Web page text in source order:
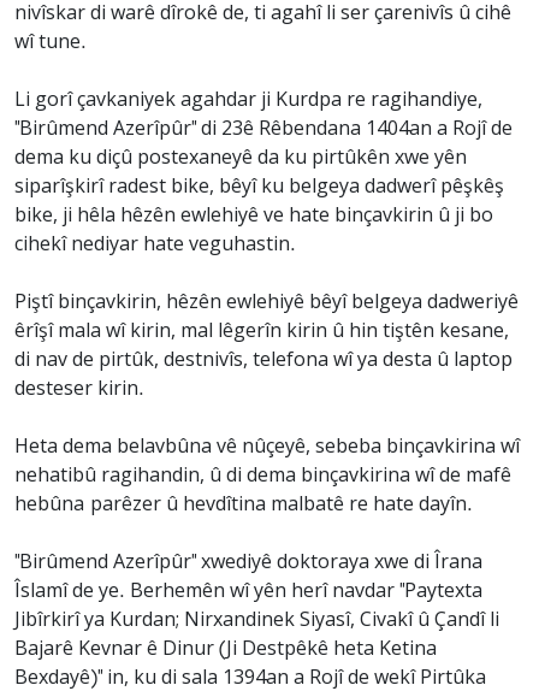
nivîskar di warê dîrokê de, ti agahî li ser çarenivîs û cihê
wî tune.
Li gorî çavkaniyek agahdar ji Kurdpa re ragihandiye,
"Birûmend Azerîpûr" di 23ê Rêbendana 1404an a Rojî de
dema ku diçû postexaneyê da ku pirtûkên xwe yên
siparîşkirî radest bike, bêyî ku belgeya dadwerî pêşkêş
bike, ji hêla hêzên ewlehiyê ve hate binçavkirin û ji bo
cihekî nediyar hate veguhastin.
Piştî binçavkirin, hêzên ewlehiyê bêyî belgeya dadweriyê
êrîşî mala wî kirin, mal lêgerîn kirin û hin tiştên kesane,
di nav de pirtûk, destnivîs, telefona wî ya desta û laptop
desteser kirin.
Heta dema belavbûna vê nûçeyê, sebeba binçavkirina wî
nehatibû ragihandin, û di dema binçavkirina wî de mafê
hebûna parêzer û hevdîtina malbatê re hate dayîn.
"Birûmend Azerîpûr" xwediyê doktoraya xwe di Îrana
Îslamî de ye. Berhemên wî yên herî navdar "Paytexta
Jibîrkirî ya Kurdan; Nirxandinek Siyasî, Civakî û Çandî li
Bajarê Kevnar ê Dinur (Ji Destpêkê heta Ketina
Bexdayê)" in, ku di sala 1394an a Rojî de wekî Pirtûka